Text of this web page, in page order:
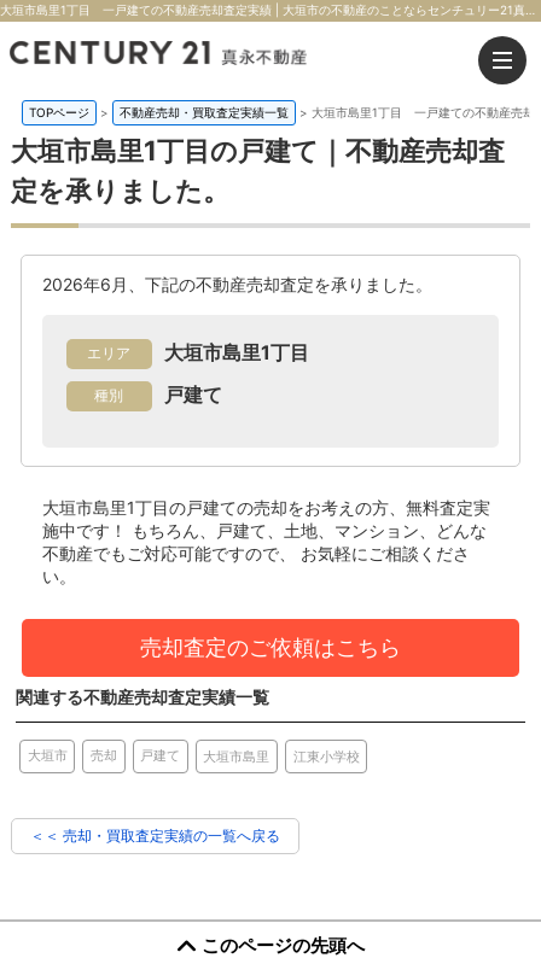
TOPページ > 不動産売却・買取査定実績一覧 > 大垣市島里1丁目 一戸建ての不動産売却
大垣市島里1丁目の戸建て｜不動産売却査
定を承りました。
2026年6月、下記の不動産売却査定を承りました。
エリア 大垣市島里1丁目
種別 戸建て
大垣市島里1丁目の戸建ての売却をお考えの方、無料査定実
施中です！
もちろん、戸建て、土地、マンション、どんな
不動産でもご対応可能ですので、 お気軽にご相談くださ
い。
売却査定のご依頼はこちら
関連する不動産売却査定実績一覧
大垣市 売却 戸建て 大垣市島里 江東小学校
＜＜ 売却・買取査定実績の一覧へ戻る
このページの先頭へ